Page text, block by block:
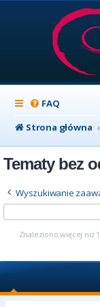
FAQ
Strona główna
Tematy bez
Wyszukiwanie
Znaleziono więcej niż